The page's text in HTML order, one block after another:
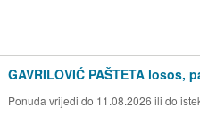
GAVRILOVIĆ PAŠTETA losos,
Ponuda vrijedi do 11.08.2026 ili do